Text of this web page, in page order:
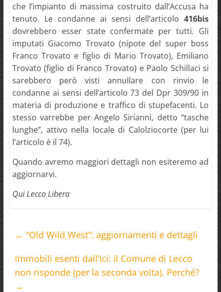
che l’impianto di massima costruito dall’Accusa ha
tenuto. Le condanne ai sensi dell’articolo416bis
dovrebbero esser state confermate per tutti. Gli
imputati Giacomo Trovato (nipote del super boss
Franco Trovato e figlio di Mario Trovato), Emiliano
Trovato (figlio di Franco Trovato) e Paolo Schillaci si
sarebbero però visti annullare con rinvio le
condanne ai sensi dell’articolo 73 del Dpr 309/90 in
materia di produzione e traffico di stupefacenti. Lo
stesso varrebbe per Angelo Sirianni, detto “tasche
lunghe”, attivo nella locale di Calolziocorte (per lui
l’articolo è il 74).
Quando avremo maggiori dettagli non esiteremo ad
aggiornarvi.
Qui Lecco Libera
← “Old Wild West”: aggiornamenti e dettagli
Immobili esenti dall’Ici: il Comune di Lecco
non risponde (per la seconda volta). Perché?
→